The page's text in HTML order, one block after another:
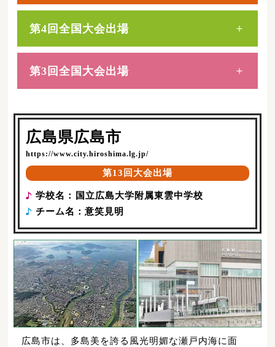
第4回全国大会出場
第3回全国大会出場
広島県広島市
https://www.city.hiroshima.lg.jp/
第13回大会出場
学校名：
国立広島大学附属東雲中学校
チーム名：意笑見明
広島市は、多島美を誇る風光明媚な瀬戸内海に面